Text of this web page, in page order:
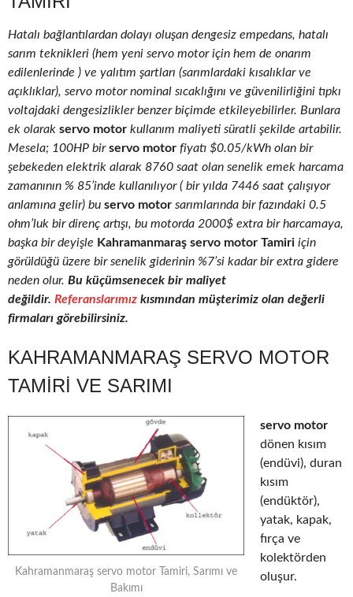
Hatalı bağlantılardan dolayı oluşan dengesiz empedans, hatalı
sarım teknikleri (hem yeni servo motor için hem de onarım
edilenlerinde ) ve yalıtım şartları (sarımlardaki kısalıklar ve
açıklıklar), servo motor nominal sıcaklığını ve güvenilirliğini tıpkı
voltajdaki dengesizlikler benzer biçimde etkileyebilirler. Bunlara
ek olarak servo motor kullanım maliyeti süratli şekilde artabilir.
Mesela; 100HP birservo motor fiyatı $0.05/kWh olan bir
şebekeden elektrik alarak 8760 saat olan senelik emek harcama
zamanının % 85’inde kullanılıyor ( bir yılda 7446 saat çalışıyor
anlamına gelir) bu servo motor sarımlarında bir fazındaki 0.5
ohm’luk bir direnç artışı, bu motorda 2000$ extra bir harcamaya,
başka bir deyişle Kahramanmaraş servo motor Tamiri için
görüldüğü üzere bir senelik giderinin %7’si kadar bir extra gidere
neden olur. Bu küçümsenecek bir maliyet
değildir. Referanslarımız kısmından müşterimiz olan değerli
firmaları görebilirsiniz.
KAHRAMANMARAŞ SERVO MOTOR
TAMIRI VE SARIMI
Kahramanmaraş servo motor Tamiri, Sarımı ve
Bakımı
servo motor
dönen kısım
(endüvi), duran
kısım
(endüktör),
yatak, kapak,
fırça ve
kolektörden
oluşur.